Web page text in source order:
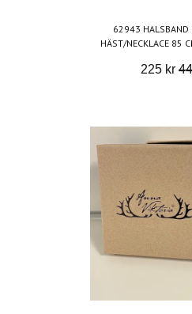
62943 HALSBAND
HÄST/NECKLACE 85
225 kr